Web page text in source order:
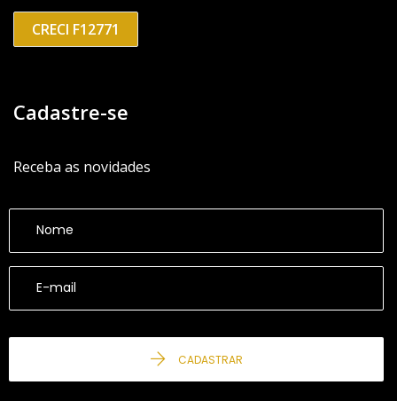
CRECI F12771
Cadastre-se
Receba as novidades
CADASTRAR